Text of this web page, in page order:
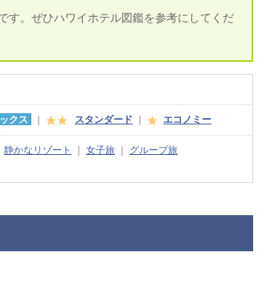
す。ぜひハワイホテル図鑑を参考にしてくだ
クス スタンダード エコノミー
静かなリゾート 女子旅
グループ旅